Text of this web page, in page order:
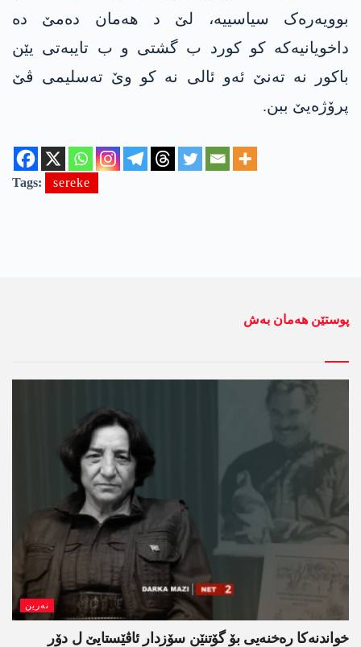
بوویەرەک سیاسییە، لێ د هەمان دەمێ دە
داخویانیەکە کو کورد ب گشتی و ب تایبەتی یێن
باکور نه‌ ته‌نێ ئه‌و ئالی نه‌ كو وێ تەسلیمی ڤێ
پرۆژەیێ ببن.
Tags: sereke
پوستێن ھەمان بەش
نەرین
خواندنه‌كا رەخنەیی بۆ گۆتنێن سۆزدار ئاڤێستایێ ل دۆر